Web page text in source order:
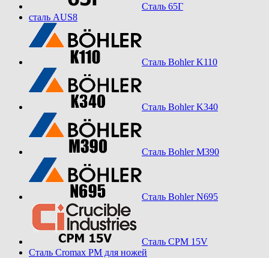
Сталь 65Г
сталь AUS8
Сталь Bohler K110
Сталь Bohler K340
Сталь Bohler M390
Сталь Bohler N695
Сталь CPM 15V
Сталь Cromax PM для ножей